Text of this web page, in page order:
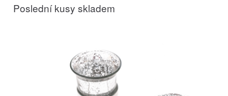
Poslední kusy skladem